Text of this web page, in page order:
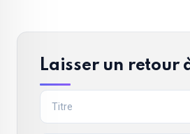
Laisser un retour